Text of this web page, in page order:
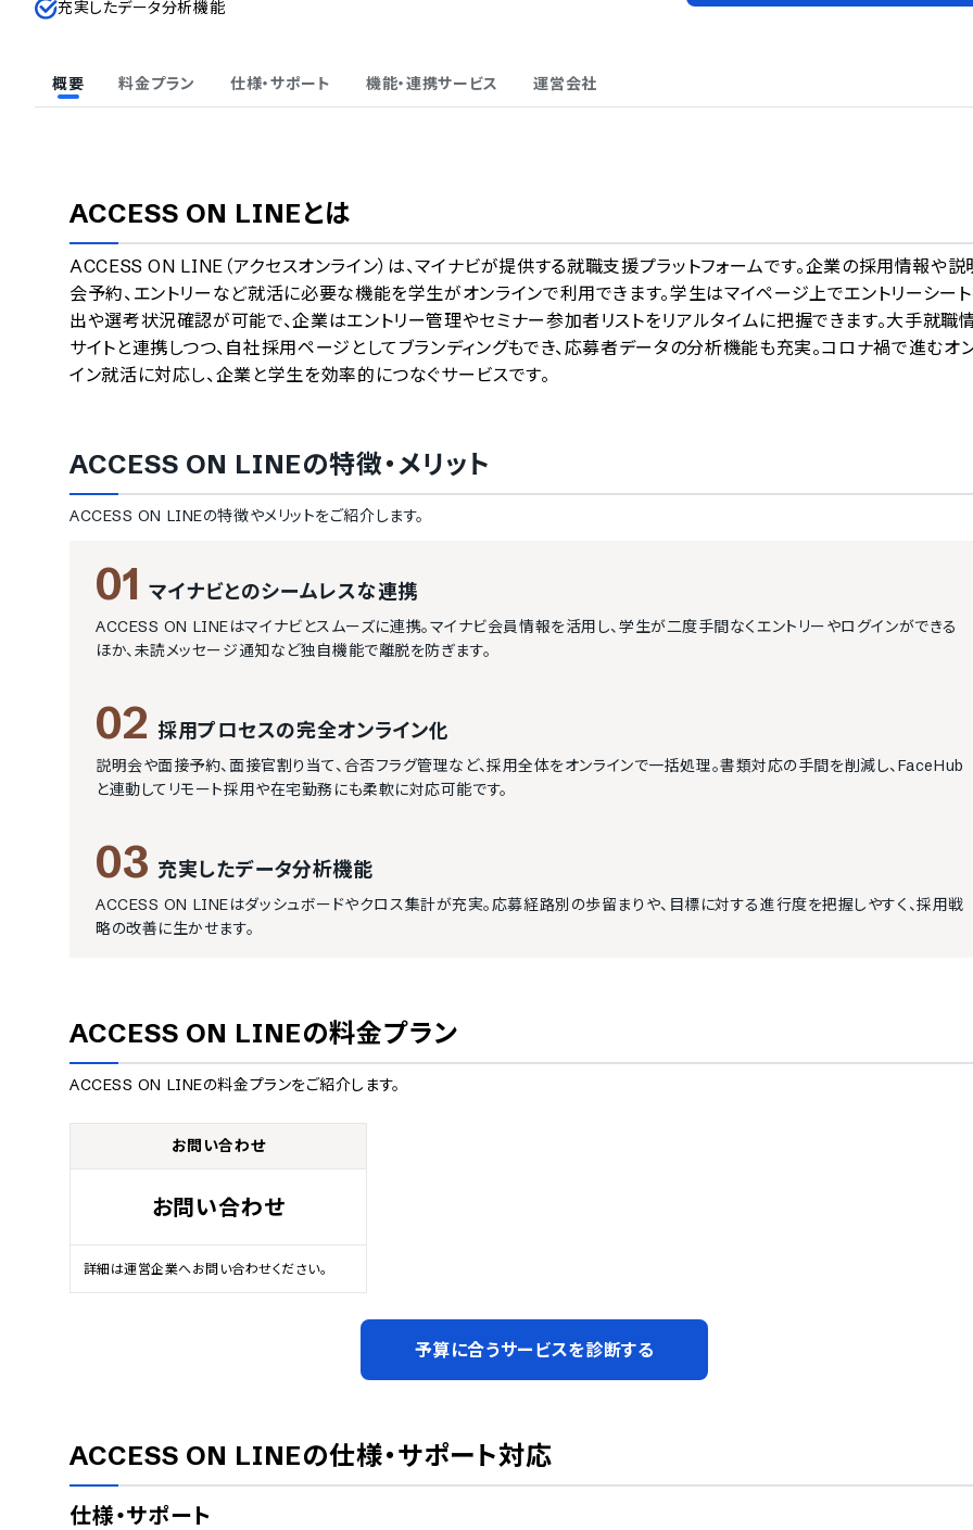
充実したデータ分析機能
概要 料金プラン 仕様・サポート 機能・連携サービス 運営会社
ACCESS ON LINEとは
ACCESS ON LINE（アクセスオンライン）は、マイナビが提供する就職支援プラットフォームです。企業の採用情報や説
会予約、エントリーなど就活に必要な機能を学生がオンラインで利用できます。学生はマイページ上でエントリーシー
出や選考状況確認が可能で、企業はエントリー管理やセミナー参加者リストをリアルタイムに把握できます。大手就職
サイトと連携しつつ、自社採用ページとしてブランディングもでき、応募者データの分析機能も充実。コロナ禍で進むオ
イン就活に対応し、企業と学生を効率的につなぐサービスです。
ACCESS ON LINEの特徴・メリット
ACCESS ON LINEの特徴やメリットをご紹介します。
01 マイナビとのシームレスな連携
ACCESS ON LINEはマイナビとスムーズに連携。マイナビ会員情報を活用し、学生が二度手間なくエントリーやログインができる
ほか、未読メッセージ通知など独自機能で離脱を防ぎます。
02 採用プロセスの完全オンライン化
説明会や面接予約、面接官割り当て、合否フラグ管理など、採用全体をオンラインで一括処理。書類対応の手間を削減し、FaceHub
と連動してリモート採用や在宅勤務にも柔軟に対応可能です。
03 充実したデータ分析機能
ACCESS ON LINEはダッシュボードやクロス集計が充実。応募経路別の歩留まりや、目標に対する進行度を把握しやすく、採用戦
略の改善に生かせます。
ACCESS ON LINEの料金プラン
ACCESS ON LINEの料金プランをご紹介します。
お問い合わせ
お問い合わせ
詳細は運営企業へお問い合わせください。
予算に合うサービスを診断する
ACCESS ON LINEの仕様・サポート対応
仕様・サポート